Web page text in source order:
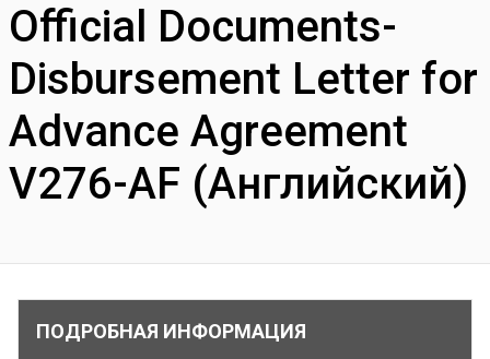
Official Documents-
Disbursement Letter for
Advance Agreement
V276-AF (Английский)
ПОДРОБНАЯ ИНФОРМАЦИЯ